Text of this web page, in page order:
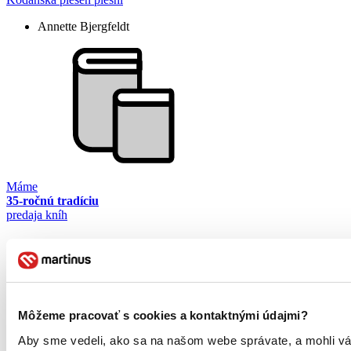
Môžeme pracovať s cookies a kontaktnými údajmi?
Aby sme vedeli, ako sa na našom webe správate, a mohli
Annette Bjergfeldt
Máme
35-ročnú tradíciu
predaja kníh